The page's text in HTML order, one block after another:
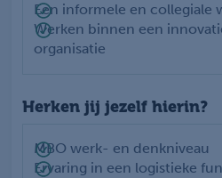
Een informele en collegiale
Werken binnen een
organisatie
Herken jij jezelf hierin?
MBO werk- en denkniveau
Ervaring in een logistieke